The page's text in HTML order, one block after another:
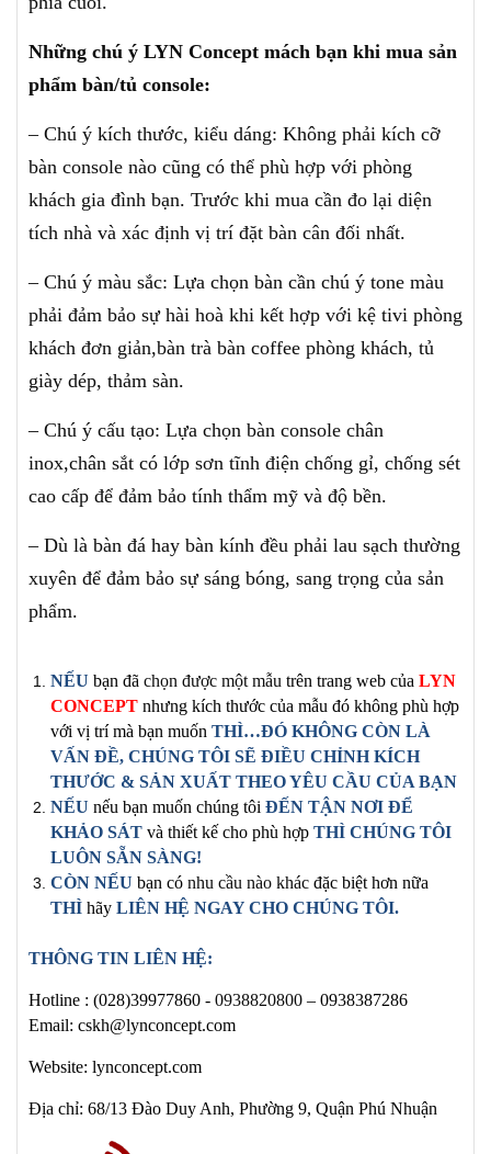
Những chú ý LYN Concept mách bạn khi mua sản
phẩm bàn/tủ console:
– Chú ý kích thước, kiểu dáng: Không phải kích cỡ
bàn console nào cũng có thể phù hợp với phòng
khách gia đình bạn. Trước khi mua cần đo lại diện
tích nhà và xác định vị trí đặt bàn cân đối nhất.
– Chú ý màu sắc: Lựa chọn bàn cần chú ý tone màu
phải đảm bảo sự hài hoà khi kết hợp với kệ tivi phòng
khách đơn giản,bàn trà bàn coffee phòng khách, tủ
giày dép, thảm sàn.
– Chú ý cấu tạo: Lựa chọn bàn console chân
inox,chân sắt có lớp sơn tĩnh điện chống gỉ, chống sét
cao cấp để đảm bảo tính thẩm mỹ và độ bền.
– Dù là bàn đá hay bàn kính đều phải lau sạch thường
xuyên để đảm bảo sự sáng bóng, sang trọng của sản
phẩm.
NẾU bạn đã chọn được một mẫu trên trang web của LYN
CONCEPT nhưng kích thước của mẫu đó không phù hợp
với vị trí mà bạn muốn THÌ…ĐÓ KHÔNG CÒN LÀ
VẤN ĐỀ, CHÚNG TÔI SẼ ĐIỀU CHỈNH KÍCH
THƯỚC & SẢN XUẤT THEO YÊU CẦU CỦA BẠN
NẾU nếu bạn muốn chúng tôi ĐẾN TẬN NƠI ĐỂ
KHẢO SÁT và thiết kế cho phù hợp THÌ CHÚNG TÔI
LUÔN SẴN SÀNG!
CÒN NẾU bạn có nhu cầu nào khác đặc biệt hơn nữa
THÌ hãy LIÊN HỆ NGAY CHO CHÚNG TÔI.
THÔNG TIN LIÊN HỆ:
Hotline : (028)39977860 - 0938820800 – 0938387286
Email: cskh@lynconcept.com
Website: lynconcept.com
Địa chỉ: 68/13 Đào Duy Anh, Phường 9, Quận Phú Nhuận